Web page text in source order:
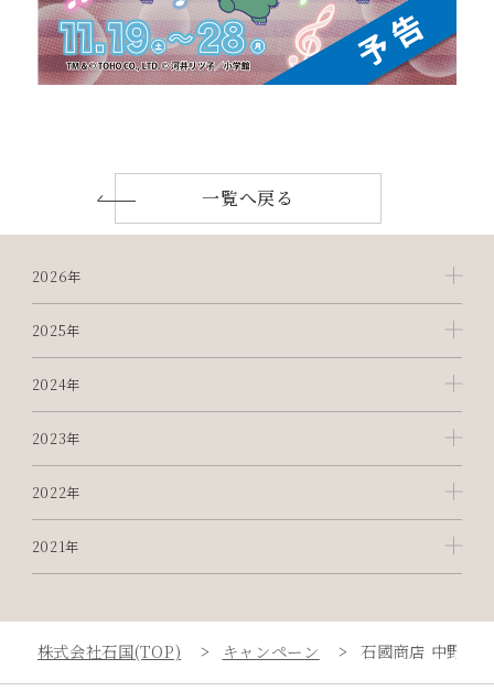
一覧へ戻る
2026年
2025年
2024年
2023年
2022年
2021年
株式会社石国(TOP) キャンペーン 石國商店 中野マ